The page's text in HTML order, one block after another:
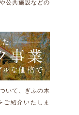
公共施設などの
いて、ぎふの木
ご紹介いたしま